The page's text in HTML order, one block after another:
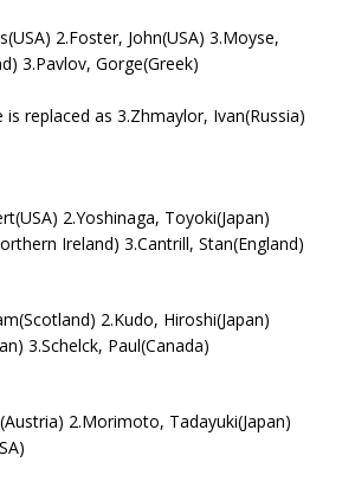
2.Foster, John(USA) 3.Moyse,
3.Pavlov, Gorge(Greek)
is replaced as 3.Zhmaylor, Ivan(Russia)
2.Yoshinaga, Toyoki(Japan)
Ireland) 3.Cantrill, Stan(England)
2.Kudo, Hiroshi(Japan)
3.Schelck, Paul(Canada)
2.Morimoto, Tadayuki(Japan)